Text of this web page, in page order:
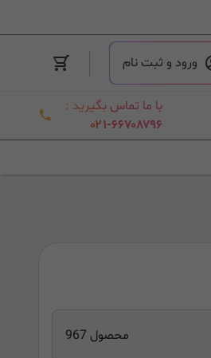
ورود و ثبت نام
با ما تماس بگیرید :
۰۲۱-۶۶۷۰۸۷۹۶
محصول 967